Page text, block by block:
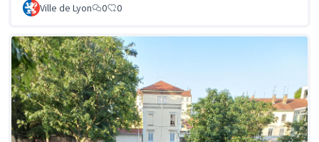
Ville de Lyon 0 0